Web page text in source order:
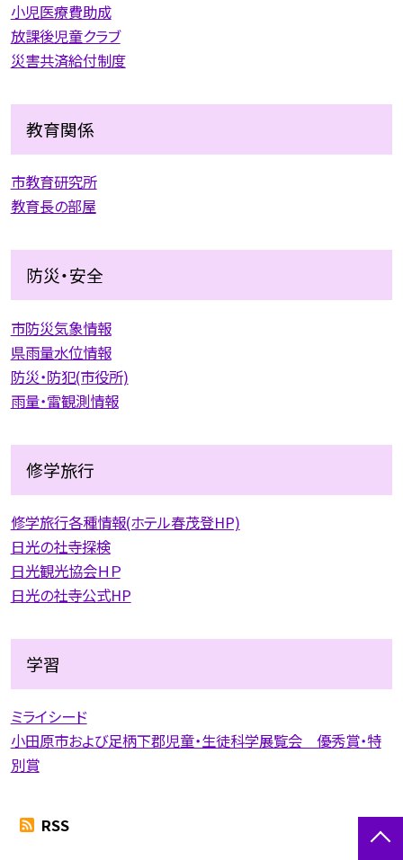
小児医療費助成
放課後児童クラブ
災害共済給付制度
教育関係
市教育研究所
教育長の部屋
防災・安全
市防災気象情報
県雨量水位情報
防災・防犯(市役所)
雨量・雷観測情報
修学旅行
修学旅行各種情報(ホテル春茂登HP)
日光の社寺探検
日光観光協会ＨＰ
日光の社寺公式HP
学習
ミライシード
小田原市および足柄下郡児童・生徒科学展覧会 優秀賞・特
別賞
RSS